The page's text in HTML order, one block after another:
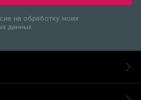
на обработку моих
данных